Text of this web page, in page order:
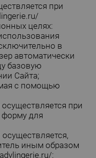
при
целях:
в
автоматически
базовую
Сайта;
с помощью
при
форму для
иным образом
: